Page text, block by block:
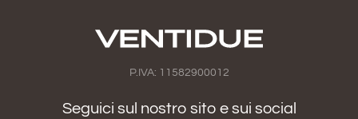
P.IVA: 11582900012
Seguici sul nostro sito e sui social